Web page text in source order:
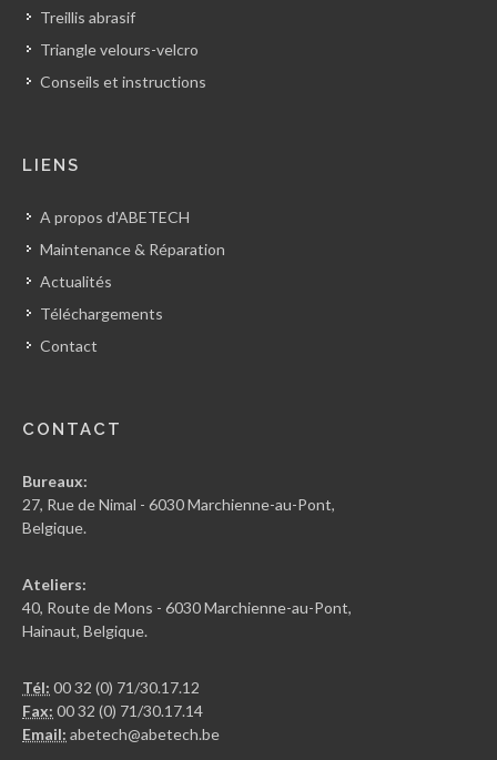
Treillis abrasif
Triangle velours-velcro
Conseils et instructions
LIENS
A propos d'ABETECH
Maintenance & Réparation
Actualités
Téléchargements
Contact
CONTACT
Bureaux:
27, Rue de Nimal - 6030 Marchienne-au-Pont,
Belgique.
Ateliers:
40, Route de Mons - 6030 Marchienne-au-Pont,
Hainaut, Belgique.
Tél: 00 32 (0) 71/30.17.12
Fax: 00 32 (0) 71/30.17.14
Email: abetech@abetech.be